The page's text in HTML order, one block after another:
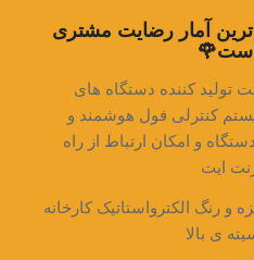
آمار رضایت مشتری
است🌹
کننده دستگاه های
کنترلی فول هوشمند و
و امکان ارتباط از راه
ایت
و رنگ الکترواستاتیک کارخانه